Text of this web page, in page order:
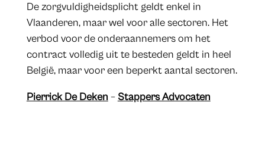
De zorgvuldigheidsplicht geldt enkel in
Vlaanderen, maar wel voor alle sectoren. Het
verbod voor de onderaannemers om het
contract volledig uit te besteden geldt in heel
België, maar voor een beperkt aantal sectoren.
Pierrick De Deken – Stappers Advocaten